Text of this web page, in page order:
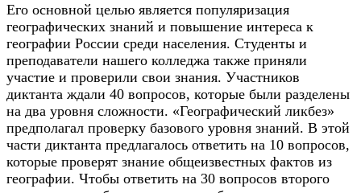
Его основной целью является популяризация
географических знаний и повышение интереса к
географии России среди населения. Студенты и
преподаватели нашего колледжа также приняли
участие и проверили свои знания. Участников
диктанта ждали 40 вопросов, которые были разделены
на два уровня сложности. «Географический ликбез»
предполагал проверку базового уровня знаний. В этой
части диктанта предлагалось ответить на 10 вопросов,
которые проверят знание общеизвестных фактов из
географии. Чтобы ответить на 30 вопросов второго